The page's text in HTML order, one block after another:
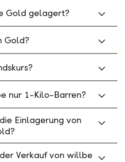
Gold gelagert?
Gold?
nur 1-Kilo-Barren?
Einlagerung von
Verkauf von willbe